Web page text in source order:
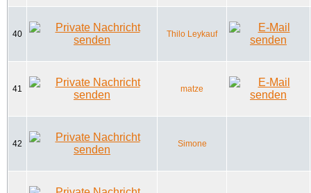
40 Thilo Leykauf
41 matze
42 Simone